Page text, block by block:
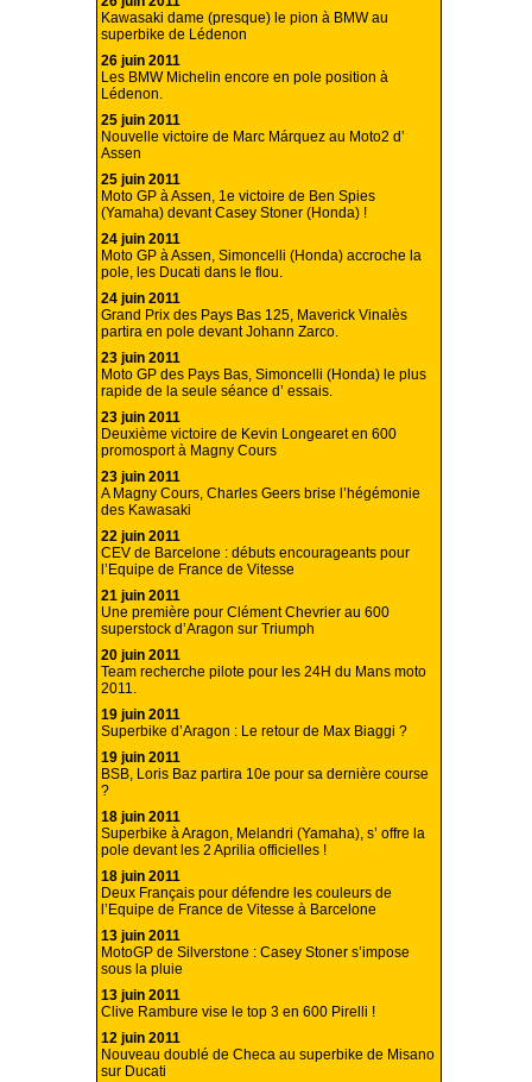
Kawasaki dame (presque) le pion à BMW au
superbike de Lédenon
26 juin 2011
Les BMW Michelin encore en pole position à
Lédenon.
25 juin 2011
Nouvelle victoire de Marc Márquez au Moto2 d’
Assen
25 juin 2011
Moto GP à Assen, 1e victoire de Ben Spies
(Yamaha) devant Casey Stoner (Honda) !
24 juin 2011
Moto GP à Assen, Simoncelli (Honda) accroche la
pole, les Ducati dans le flou.
24 juin 2011
Grand Prix des Pays Bas 125, Maverick Vinalès
partira en pole devant Johann Zarco.
23 juin 2011
Moto GP des Pays Bas, Simoncelli (Honda) le plus
rapide de la seule séance d’ essais.
23 juin 2011
Deuxième victoire de Kevin Longearet en 600
promosport à Magny Cours
23 juin 2011
A Magny Cours, Charles Geers brise l’hégémonie
des Kawasaki
22 juin 2011
CEV de Barcelone : débuts encourageants pour
l’Equipe de France de Vitesse
21 juin 2011
Une première pour Clément Chevrier au 600
superstock d’Aragon sur Triumph
20 juin 2011
Team recherche pilote pour les 24H du Mans moto
2011.
19 juin 2011
Superbike d’Aragon : Le retour de Max Biaggi ?
19 juin 2011
BSB, Loris Baz partira 10e pour sa dernière course
?
18 juin 2011
Superbike à Aragon, Melandri (Yamaha), s’ offre la
pole devant les 2 Aprilia officielles !
18 juin 2011
Deux Français pour défendre les couleurs de
l’Equipe de France de Vitesse à Barcelone
13 juin 2011
MotoGP de Silverstone : Casey Stoner s’impose
sous la pluie
13 juin 2011
Clive Rambure vise le top 3 en 600 Pirelli !
12 juin 2011
Nouveau doublé de Checa au superbike de Misano
sur Ducati